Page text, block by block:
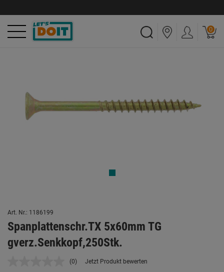
0
Art. Nr.: 1186199
Spanplattenschr.TX 5x60mm TG
gverz.Senkkopf,250Stk.
Kein
(0) Jetzt Produkt bewerten